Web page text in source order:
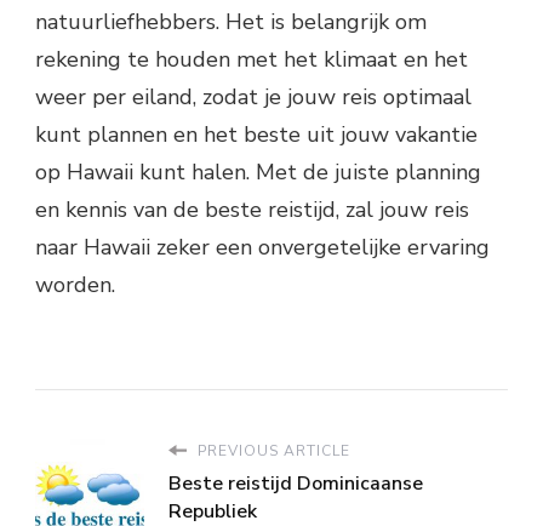
natuurliefhebbers. Het is belangrijk om
rekening te houden met het klimaat en het
weer per eiland, zodat je jouw reis optimaal
kunt plannen en het beste uit jouw vakantie
op Hawaii kunt halen. Met de juiste planning
en kennis van de beste reistijd, zal jouw reis
naar Hawaii zeker een onvergetelijke ervaring
worden.
PREVIOUS ARTICLE
Beste reistijd Dominicaanse
Republiek